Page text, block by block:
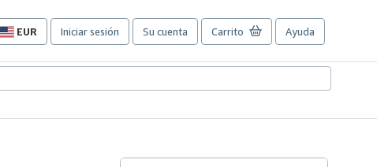
EUR
Preferencias
compra
sitio.
Iniciar sesión Su cuenta Carrito Ayuda